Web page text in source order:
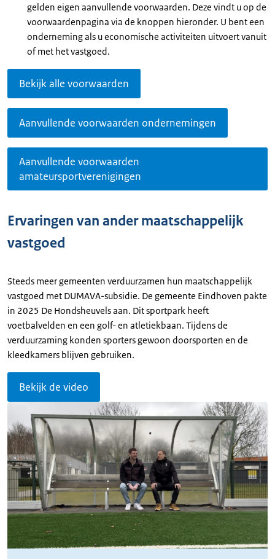
gelden eigen aanvullende voorwaarden. Deze vindt u op de
voorwaardenpagina via de knoppen hieronder. U bent een
onderneming als u economische activiteiten uitvoert vanuit
of met het vastgoed.
Bekijk alle voorwaarden
Aanvullende voorwaarden ondernemingen
Aanvullende voorwaarden
amateursportverenigingen
Ervaringen van ander maatschappelijk
vastgoed
Steeds meer gemeenten verduurzamen hun maatschappelijk
vastgoed met DUMAVA-subsidie. De gemeente Eindhoven pakte
in 2025 De Hondsheuvels aan. Dit sportpark heeft
voetbalvelden en een golf- en atletiekbaan. Tijdens de
verduurzaming konden sporters gewoon doorsporten en de
kleedkamers blijven gebruiken.
Bekijk de video